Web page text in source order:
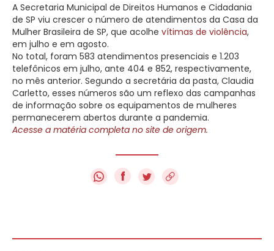
A Secretaria Municipal de Direitos Humanos e Cidadania
de SP viu crescer o número de atendimentos da Casa da
Mulher Brasileira de SP, que acolhe vítimas de violência,
em julho e em agosto.
No total, foram 583 atendimentos presenciais e 1.203
telefônicos em julho, ante 404 e 852, respectivamente,
no mês anterior. Segundo a secretária da pasta, Claudia
Carletto, esses números são um reflexo das campanhas
de informação sobre os equipamentos de mulheres
permanecerem abertos durante a pandemia.
Acesse a matéria completa no site de origem.
f